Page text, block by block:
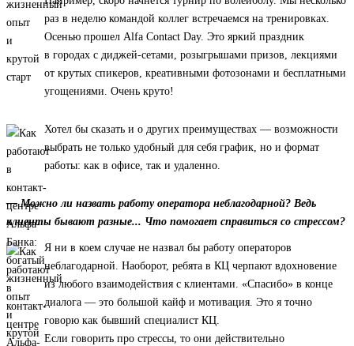
раз в неделю командой коллег встречаемся на тренировках.
Осенью прошел Alfa Contact Day. Это яркий праздник
в городах с диджей-сетами, розыгрышами призов, лекциями
от крутых спикеров, креативными фотозонами и бесплатными
угощениями. Очень круто!
Хотел бы сказать и о других преимуществах — возможности
выбрать не только удобный для себя график, но и формат
работы: как в офисе, так и удаленно.
— Можно ли назвать работу оператора неблагодарной? Ведь
клиенты бывают разные... Что помогает справиться со стрессом?
Я ни в коем случае не назвал бы работу операторов
неблагодарной. Наоборот, ребята в КЦ черпают вдохновение
из любого взаимодействия с клиентами. «Спасибо» в конце
диалога — это большой кайф и мотивация. Это я точно
говорю как бывший специалист КЦ.
Если говорить про стрессы, то они действительно